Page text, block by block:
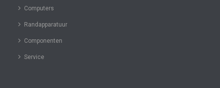
Computers
Randapparatuur
Componenten
Service